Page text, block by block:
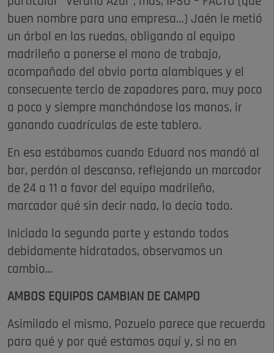
buen nombre para una empresa…) Jaén le metió
un árbol en las ruedas, obligando al equipo
madrileño a ponerse el mono de trabajo,
acompañado del obvio porta alambiques y el
consecuente tercio de zapadores para, muy poco
a poco y siempre manchándose las manos, ir
ganando cuadrículas de este tablero.
En esa estábamos cuando Eduard nos mandó al
bar, perdón al descanso, reflejando un marcador
de 24 a 11 a favor del equipo madrileño,
marcador qué sin decir nada, lo decía todo.
Iniciada la segunda parte y estando todos
debidamente hidratados, observamos un
cambio…
AMBOS EQUIPOS CAMBIAN DE CAMPO
Asimilado el mismo, Pozuelo parece que recuerda
para qué y por qué estamos aquí y, si no en